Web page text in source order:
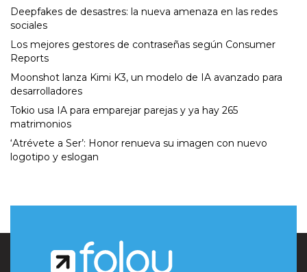
Deepfakes de desastres: la nueva amenaza en las redes
sociales
Los mejores gestores de contraseñas según Consumer
Reports
Moonshot lanza Kimi K3, un modelo de IA avanzado para
desarrolladores
Tokio usa IA para emparejar parejas y ya hay 265
matrimonios
‘Atrévete a Ser’: Honor renueva su imagen con nuevo
logotipo y eslogan